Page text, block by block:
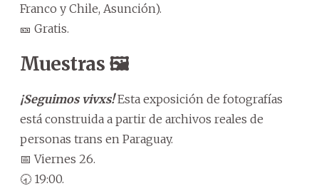
Franco y Chile, Asunción).
🎫 Gratis.
Muestras 🖼️
¡Seguimos vivxs!Esta exposición de fotografías
está construida a partir de archivos reales de
personas trans en Paraguay.
📅 Viernes 26.
🕣 19:00.